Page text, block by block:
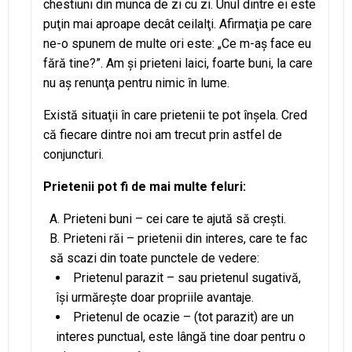
chestiuni din munca de zi cu zi. Unul dintre ei este
puţin mai aproape decât ceilalţi. Afirmaţia pe care
ne-o spunem de multe ori este: „Ce m-aş face eu
fără tine?”. Am şi prieteni laici, foarte buni, la care
nu aş renunţa pentru nimic în lume.
Există situaţii în care prietenii te pot înşela. Cred
că fiecare dintre noi am trecut prin astfel de
conjuncturi.
Prietenii pot fi de mai multe feluri:
Prieteni buni – cei care te ajută să creşti.
Prieteni răi – prietenii din interes, care te fac
să scazi din toate punctele de vedere:
Prietenul parazit – sau prietenul sugativă,
îşi urmăreşte doar propriile avantaje.
Prietenul de ocazie – (tot parazit) are un
interes punctual, este lângă tine doar pentru o